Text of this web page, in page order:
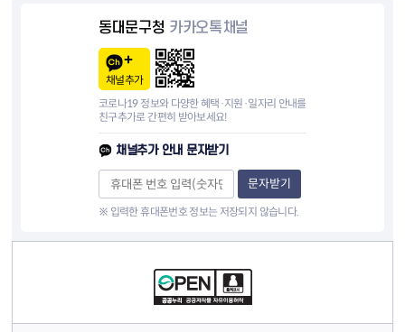
동대문구청 카카오톡채널
채널추가
코로나19 정보와 다양한 혜택·지원·일자리 안내를
친구추가로 간편히 받아보세요!
채널추가 안내 문자받기
문자받기
※ 입력한 휴대폰번호 정보는 저장되지 않습니다.